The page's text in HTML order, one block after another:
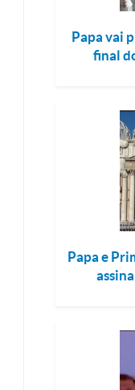
Papa vai
final
Papa e